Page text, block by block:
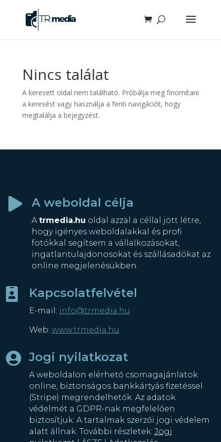
Nincs találat
A keresett oldal nem található. Próbálja meg finomítani
a keresést vagy használja a fenti navigációt, hogy
megtalálja a bejegyzést.
 A weboldal célja
A trmedia.hu oldal azzal a céllal jött létre,
hogy igényes weboldalakkal és profi
fotókkal segítsem a vállalkozásokat,
ingatlantulajdonosokat és szállásadókat az
online megjelenésükben.
 Kapcsolatfelvétel
E-mail: info@trmedia.hu
Web: www.trmedia.hu
 Jogi nyilatkozat
A weboldalon elérhető csomagajánlatok
online, biztonságos bankkártyás fizetéssel
(Stripe) megrendelhetők. Az adatok
védelmét a GDPR-nak megfelelően
biztosítjuk. A tartalmak szerzői jogi védelem
alatt állnak. További részletek: Jogi